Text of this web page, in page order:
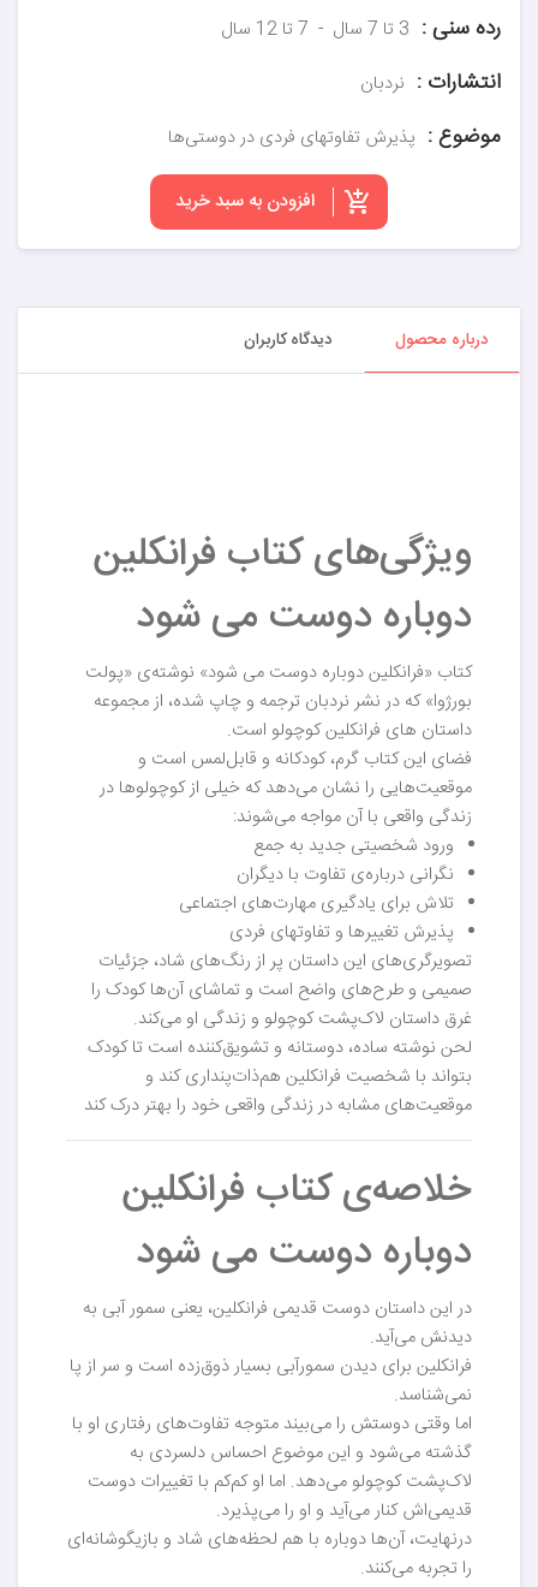
رده سنی : 3 تا 7 سال 7 تا 12 سال
انتشارات : نردبان
موضوع : پذیرش تفاوتهای فردی در دوستی‌ها
افزودن به سبد خرید
درباره محصول دیدگاه کاربران
ویژگی‌های کتاب فرانکلین
دوباره دوست می شود
کتاب «فرانکلین دوباره دوست می شود» نوشته‌ی «پولت
بورژوا» که در نشر نردبان ترجمه و چاپ شده، از مجموعه
داستان های فرانکلین کوچولو است.
فضای این کتاب گرم، کودکانه و قابل‌لمس است و
موقعیت‌هایی را نشان می‌دهد که خیلی از کوچولوها در
زندگی واقعی با آن مواجه می‌شوند:
ورود شخصیتی جدید به جمع
نگرانی درباره‌ی تفاوت با دیگران
تلاش برای یادگیری مهارت‌های اجتماعی
پذیرش تغییرها و تفاوتهای فردی
تصویرگری‌های این داستان پر از رنگ‌های شاد، جزئیات
صمیمی و طرح‌های واضح است و تماشای آن‌ها کودک را
غرق داستان لاک‌پشت کوچولو و زندگی او می‌کند.
لحن نوشته ساده، دوستانه و تشویق‌کننده است تا کودک
بتواند با شخصیت فرانکلین هم‌ذات‌پنداری کند و
موقعیت‌های مشابه در زندگی واقعی خود را بهتر درک کند
خلاصه‌ی کتاب فرانکلین
دوباره دوست می شود
در این داستان دوست قدیمی فرانکلین، یعنی سمور آبی به
دیدنش می‌آید.
فرانکلین برای دیدن سمورآبی بسیار ذوق‌زده است و سر از پا
نمی‌شناسد.
اما وقتی دوستش را می‌بیند متوجه تفاوت‌های رفتاری او با
گذشته می‌شود و این موضوع احساس دلسردی به
لاک‌پشت کوچولو می‌دهد. اما او کم‌کم با تغییرات دوست
قدیمی‌اش کنار می‌آید و او را می‌پذیرد.
درنهایت، آن‌ها دوباره با هم لحظه‌های شاد و بازیگوشانه‌ای
را تجربه می‌کنند.